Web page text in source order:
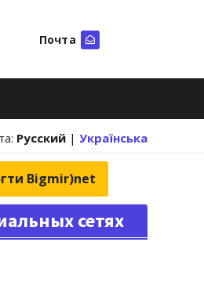
Почта
Русский | Українська
Bigmir)net
сетях